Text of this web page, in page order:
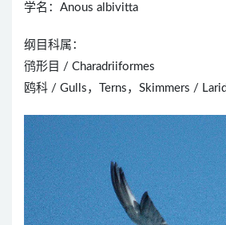
学名：Anous albivitta
纲目科属：
鸻形目 / Charadriiformes
鸥科 / Gulls，Terns，Skimmers /